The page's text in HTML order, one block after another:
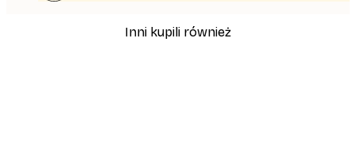
Inni kupili również